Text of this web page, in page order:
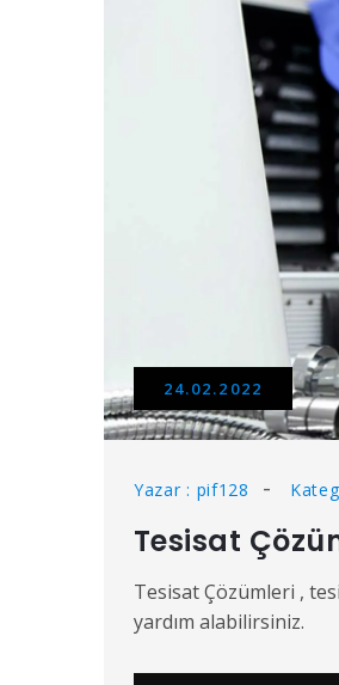
24.02.2022
Yazar : pif128
Tesisat
Tesisat Çözümleri ,
yardım alabilirsiniz.